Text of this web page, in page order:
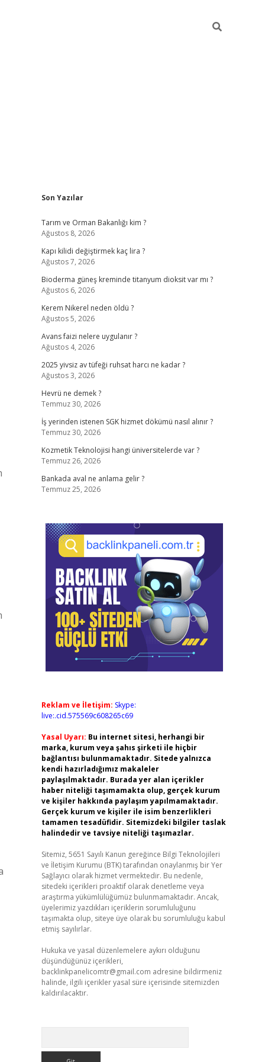
Sidebar
Son Yazılar
Tarım ve Orman Bakanlığı kim ?
Ağustos 8, 2026
Kapı kilidi değiştirmek kaç lira ?
Ağustos 7, 2026
Bioderma güneş kreminde titanyum dioksit var mı ?
Ağustos 6, 2026
Kerem Nikerel neden öldü ?
Ağustos 5, 2026
Avans faizi nelere uygulanır ?
Ağustos 4, 2026
2025 yivsiz av tüfeği ruhsat harcı ne kadar ?
Ağustos 3, 2026
Hevrü ne demek ?
Temmuz 30, 2026
İş yerinden istenen SGK hizmet dökümü nasıl alınır ?
Temmuz 30, 2026
Kozmetik Teknolojisi hangi üniversitelerde var ?
Temmuz 26, 2026
Bankada aval ne anlama gelir ?
Temmuz 25, 2026
Reklam ve İletişim: Skype:
live:.cid.575569c608265c69
Yasal Uyarı: Bu internet sitesi, herhangi bir
marka, kurum veya şahıs şirketi ile hiçbir
bağlantısı bulunmamaktadır. Sitede yalnızca
kendi hazırladığımız makaleler
paylaşılmaktadır. Burada yer alan içerikler
haber niteliği taşımamakta olup, gerçek kurum
ve kişiler hakkında paylaşım yapılmamaktadır.
Gerçek kurum ve kişiler ile isim benzerlikleri
tamamen tesadüfidir. Sitemizdeki bilgiler taslak
halindedir ve tavsiye niteliği taşımazlar.
Sitemiz, 5651 Sayılı Kanun gereğince Bilgi Teknolojileri
ve İletişim Kurumu (BTK) tarafından onaylanmış bir Yer
Sağlayıcı olarak hizmet vermektedir. Bu nedenle,
sitedeki içerikleri proaktif olarak denetleme veya
araştırma yükümlülüğümüz bulunmamaktadır. Ancak,
üyelerimiz yazdıkları içeriklerin sorumluluğunu
taşımakta olup, siteye üye olarak bu sorumluluğu kabul
etmiş sayılırlar.
Hukuka ve yasal düzenlemelere aykırı olduğunu
düşündüğünüz içerikleri,
backlinkpanelicomtr@gmail.com adresine bildirmeniz
halinde, ilgili içerikler yasal süre içerisinde sitemizden
kaldırılacaktır.